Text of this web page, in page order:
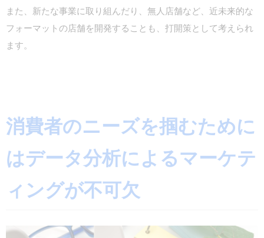
また、新たな事業に取り組んだり、無人店舗など、近未来的な
フォーマットの店舗を開発することも、打開策として考えられ
ます。
消費者のニーズを掴むために
はデータ分析によるマーケテ
ィングが不可欠